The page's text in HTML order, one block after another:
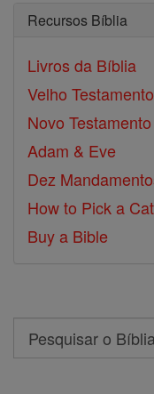
Recursos Bíblia
Livros da Bíblia
Velho Testamento
Novo Testamento
Adam & Eve
Dez
How to Pick a
Buy a Bible
Search
Pesquisar